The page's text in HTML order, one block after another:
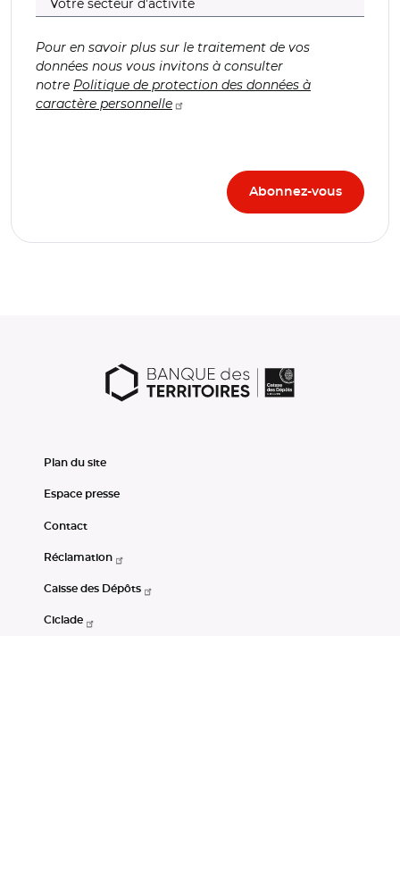
Pour en savoir plus sur le traitement de vos
données nous vous invitons à consulter
notre Politique de protection des données à
caractère personnelle
Plan du site
Espace presse
Contact
Réclamation
Caisse des Dépôts
Ciclade